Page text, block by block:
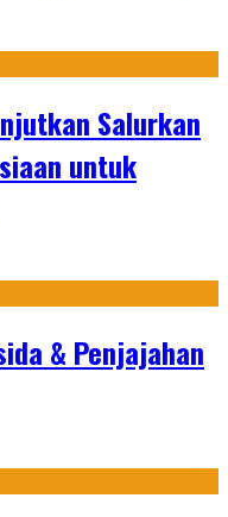
Salurkan
untuk
& Penjajahan